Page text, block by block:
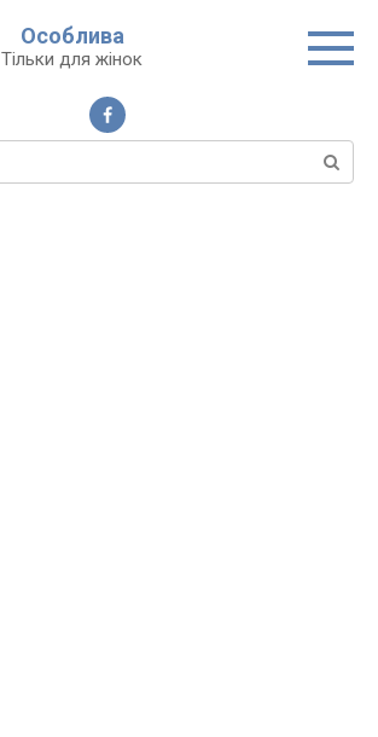
Особлива
Тільки для жінок